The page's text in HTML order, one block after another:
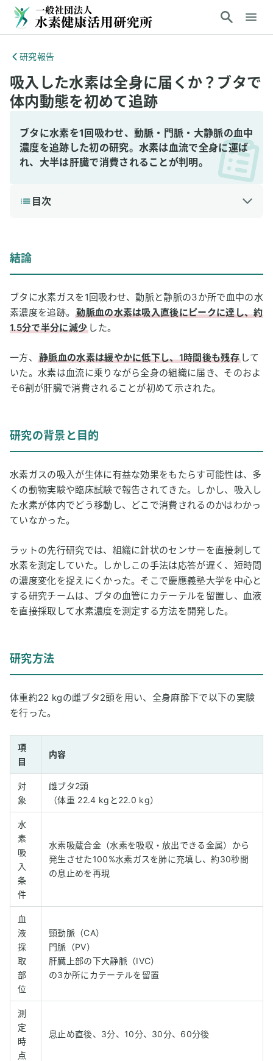
研究報告
吸入した水素は全身に届くか？ブタで
体内動態を初めて追跡
ブタに水素を1回吸わせ、動脈・門脈・大静脈の血中
濃度を追跡した初の研究。水素は血流で全身に運ば
れ、大半は肝臓で消費されることが判明。
目次
3 研究方法
4 研究の主な結果
5 考察と今後の課題
用語解説
8 論文情報
結論
ブタに水素ガスを1回吸わせ、動脈と静脈の3か所で血中の水
素濃度を追跡。動脈血の水素は吸入直後にピークに達し、約
1.5分で半分に減少 した。
一方、 静脈血の水素は緩やかに低下し、1時間後も残存 して
いた。水素は血流に乗りながら全身の組織に届き、そのおよ
そ6割が肝臓で消費されることが初めて示された。
研究の背景と目的
水素ガスの吸入が生体に有益な効果をもたらす可能性は、多
くの動物実験や臨床試験で報告されてきた。しかし、吸入し
た水素が体内でどう移動し、どこで消費されるのかはわかっ
ていなかった。
ラットの先行研究では、組織に針状のセンサーを直接刺して
水素を測定していた。しかしこの手法は応答が遅く、短時間
の濃度変化を捉えにくかった。そこで慶應義塾大学を中心と
する研究チームは、ブタの血管にカテーテルを留置し、血液
を直接採取して水素濃度を測定する方法を開発した。
研究方法
体重約22 kgの雌ブタ2頭を用い、全身麻酔下で以下の実験
を行った。
項
目
内容
対
象
雌ブタ2頭
（体重 22.4 kgと22.0 kg）
水
素
吸
入
条
件
水素吸蔵合金（水素を吸収・放出できる金属）から
発生させた100%水素ガスを肺に充填し、約30秒間
の息止めを再現
血
液
採
取
部
位
頸動脈（CA）
門脈（PV）
肝臓上部の下大静脈（IVC）
の3か所にカテーテルを留置
測
定
時
点
息止め直後、3分、10分、30分、60分後